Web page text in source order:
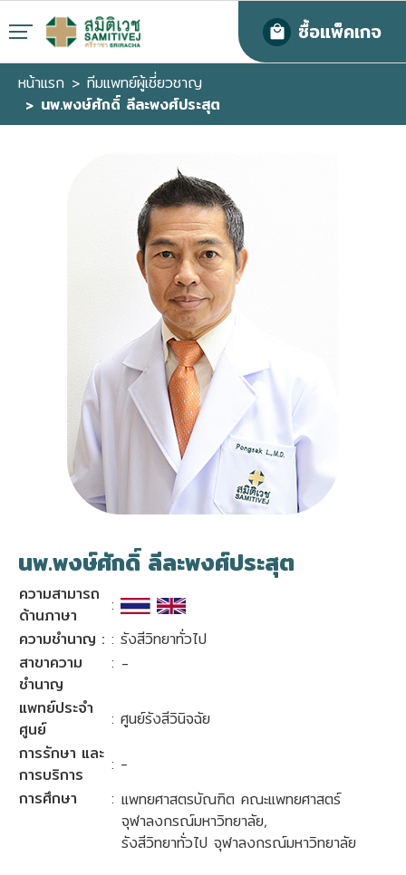
ซื้อแพ็คเกจ
หน้าแรก
ทีมแพทย์ผู้เชี่ยวชาญ
นพ.พงษ์ศักดิ์ ลีละพงศ์ประสุต
นพ.พงษ์ศักดิ์ ลีละพงศ์ประสุต
ความสามารถ
ด้านภาษา
:
ความชำนาญ : : รังสีวิทยาทั่วไป
สาขาความ
ชำนาญ
: -
แพทย์ประจำ
ศูนย์
: ศูนย์รังสีวินิจฉัย
การรักษา และ
การบริการ
: -
การศึกษา
: แพทยศาสตรบัณฑิต คณะแพทยศาสตร์
จุฬาลงกรณ์มหาวิทยาลัย,
รังสีวิทยาทั่วไป จุฬาลงกรณ์มหาวิทยาลัย